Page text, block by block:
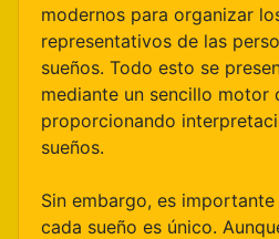
modernos para organizar
representativos de las
sueños. Todo esto se
mediante un sencillo motor
proporcionando
sueños.
Sin embargo, es
cada sueño es único.